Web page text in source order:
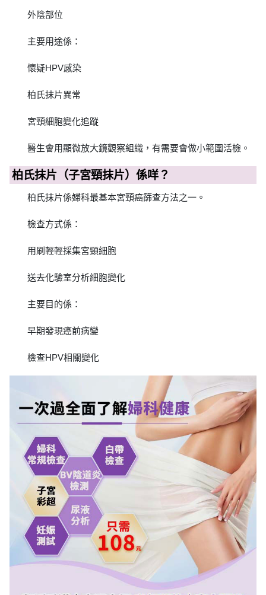
外陰部位
主要用途係：
懷疑HPV感染
柏氏抹片異常
宮頸細胞變化追蹤
醫生會用顯微放大鏡觀察組織，有需要會做小範圍活檢。
柏氏抹片（子宮頸抹片）係咩？
柏氏抹片係婦科最基本宮頸癌篩查方法之一。
檢查方式係：
用刷輕輕採集宮頸細胞
送去化驗室分析細胞變化
主要目的係：
早期發現癌前病變
檢查HPV相關變化